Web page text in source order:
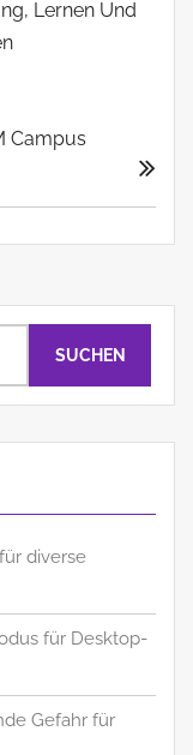
Lernen Und
Campus
diverse
für Desktop-
Gefahr für